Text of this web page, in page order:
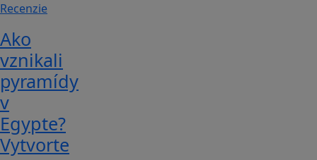
Recenzie
Ako
vznikali
pyramídy
v
Egypte?
Vytvorte